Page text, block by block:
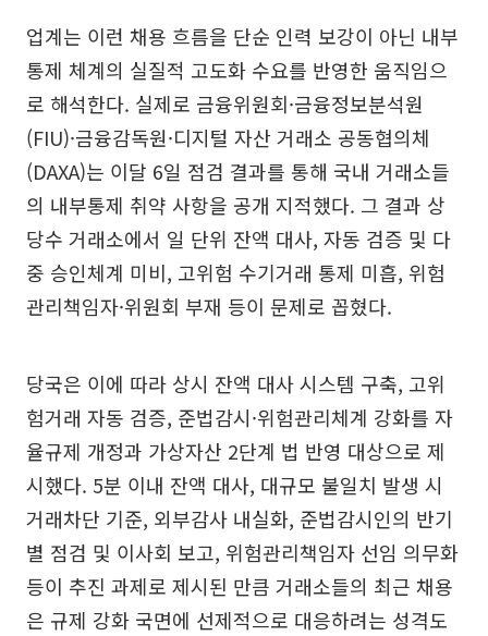
업계는 이런 채용 흐름을 단순 인력 보강이 아닌 내부
통제 체계의 실질적 고도화 수요를 반영한 움직임으
로 해석한다. 실제로 금융위원회·금융정보분석원
(FIU)·금융감독원·디지털 자산 거래소 공동협의체
(DAXA)는 이달 6일 점검 결과를 통해 국내 거래소들
의 내부통제 취약 사항을 공개 지적했다. 그 결과 상
당수 거래소에서 일 단위 잔액 대사, 자동 검증 및 다
중 승인체계 미비, 고위험 수기거래 통제 미흡, 위험
관리책임자·위원회 부재 등이 문제로 꼽혔다.
당국은 이에 따라 상시 잔액 대사 시스템 구축, 고위
험거래 자동 검증, 준법감시·위험관리체계 강화를 자
율규제 개정과 가상자산 2단계 법 반영 대상으로 제
시했다. 5분 이내 잔액 대사, 대규모 불일치 발생 시
거래차단 기준, 외부감사 내실화, 준법감시인의 반기
별 점검 및 이사회 보고, 위험관리책임자 선임 의무화
등이 추진 과제로 제시된 만큼 거래소들의 최근 채용
은 규제 강화 국면에 선제적으로 대응하려는 성격도